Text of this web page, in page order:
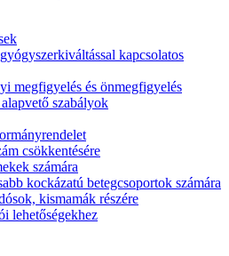
kapcsolatos
megfigyelés és önmegfigyelés
szabályok
csökkentésére
számára
kockázatú betegcsoportok számára
kismamák részére
lehetőségekhez